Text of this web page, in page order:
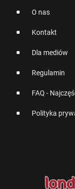
O nas
Kontakt
Dla mediów
Regulamin